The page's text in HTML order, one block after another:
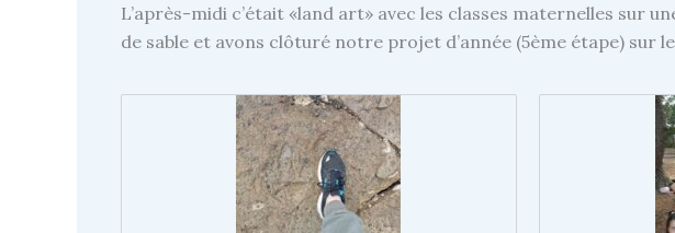
L’après-midi c’était «land art» avec les classes maternelles sur
de sable et avons clôturé notre projet d’année (5ème étape) sur